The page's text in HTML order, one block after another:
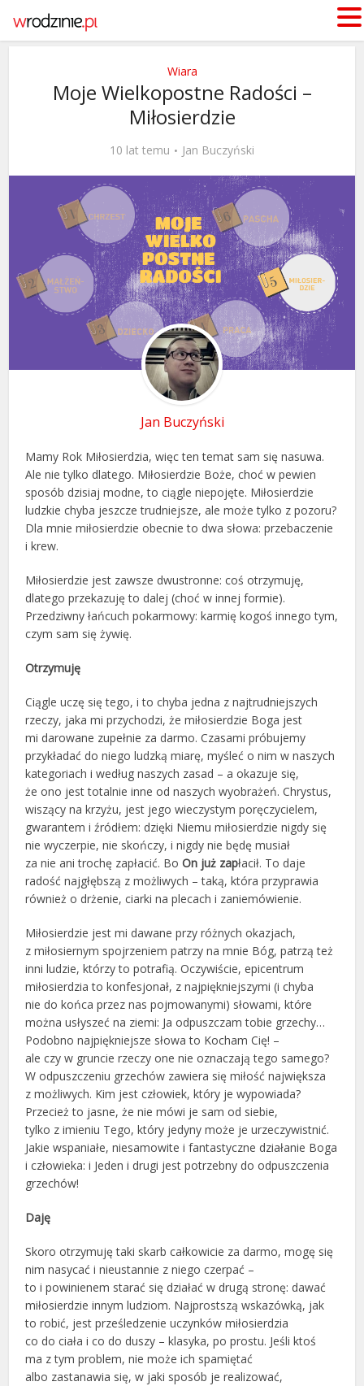
Wiara
Moje Wielkopostne Radości –
Miłosierdzie
10 lat temu Jan Buczyński
Jan Buczyński
Mamy Rok Miłosierdzia, więc ten temat sam się nasuwa.
Ale nie tylko dlatego. Miłosierdzie Boże, choć w pewien
sposób dzisiaj modne, to ciągle niepojęte. Miłosierdzie
ludzkie chyba jeszcze trudniejsze, ale może tylko z pozoru?
Dla mnie miłosierdzie obecnie to dwa słowa: przebaczenie
i krew.
Miłosierdzie jest zawsze dwustronne: coś otrzymuję,
dlatego przekazuję to dalej (choć w innej formie).
Przedziwny łańcuch pokarmowy: karmię kogoś innego tym,
czym sam się żywię.
Otrzymuję
Ciągle uczę się tego, i to chyba jedna z najtrudniejszych
rzeczy, jaka mi przychodzi, że miłosierdzie Boga jest
mi darowane zupełnie za darmo. Czasami próbujemy
przykładać do niego ludzką miarę, myśleć o nim w naszych
kategoriach i według naszych zasad – a okazuje się,
że ono jest totalnie inne od naszych wyobrażeń. Chrystus,
wiszący na krzyżu, jest jego wieczystym poręczycielem,
gwarantem i źródłem: dzięki Niemu miłosierdzie nigdy się
nie wyczerpie, nie skończy, i nigdy nie będę musiał
za nie ani trochę zapłacić. BoOn już zapłacił. To daje
radość najgłębszą z możliwych – taką, która przyprawia
również o drżenie, ciarki na plecach i zaniemówienie.
Miłosierdzie jest mi dawane przy różnych okazjach,
z miłosiernym spojrzeniem patrzy na mnie Bóg, patrzą też
inni ludzie, którzy to potrafią. Oczywiście, epicentrum
miłosierdzia to konfesjonał, z najpiękniejszymi (i chyba
nie do końca przez nas pojmowanymi) słowami, które
można usłyszeć na ziemi: Ja odpuszczam tobie grzechy…
Podobno najpiękniejsze słowa to Kocham Cię! –
ale czy w gruncie rzeczy one nie oznaczają tego samego?
W odpuszczeniu grzechów zawiera się miłość największa
z możliwych. Kim jest człowiek, który je wypowiada?
Przecież to jasne, że nie mówi je sam od siebie,
tylko z imieniu Tego, który jedyny może je urzeczywistnić.
Jakie wspaniałe, niesamowite i fantastyczne działanie Boga
i człowieka: i Jeden i drugi jest potrzebny do odpuszczenia
grzechów!
Daję
Skoro otrzymuję taki skarb całkowicie za darmo, mogę się
nim nasycać i nieustannie z niego czerpać –
to i powinienem starać się działać w drugą stronę: dawać
miłosierdzie innym ludziom. Najprostszą wskazówką, jak
to robić, jest prześledzenie uczynków miłosierdzia
co do ciała i co do duszy – klasyka, po prostu. Jeśli ktoś
ma z tym problem, nie może ich spamiętać
albo zastanawia się, w jaki sposób je realizować,